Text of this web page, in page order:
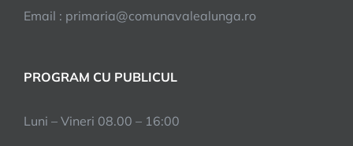
Email : primaria@comunavalealunga.ro
PROGRAM CU PUBLICUL
Luni – Vineri 08.00 – 16:00